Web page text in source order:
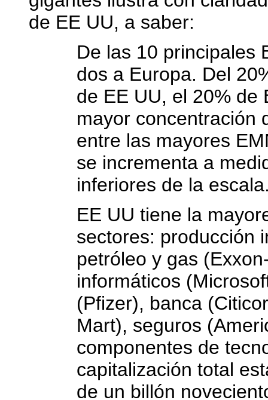
de EE UU, a saber:
De las 10 principales
dos a Europa. Del
de EE UU, el 20% de
mayor concentración
entre las mayores
se incrementa a
inferiores de la
EE UU tiene la
sectores: producción
petróleo y gas
informáticos
(Pfizer), banca
Mart), seguros
componentes de
capitalización total
de un billón